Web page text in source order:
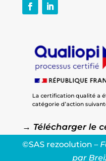
La certification qualité a
catégorie d’action
→ Télécharger le
©SAS rezoolution –
par